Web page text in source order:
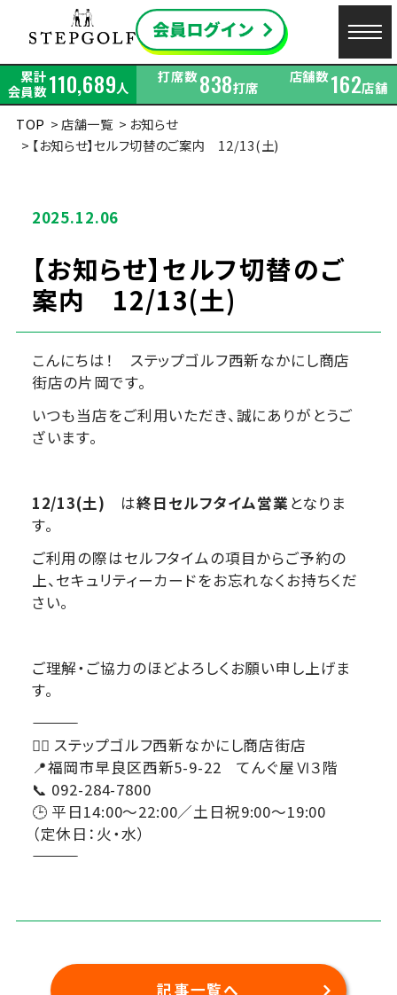
累計
会員数110,689人
打席数838打席
店舗数162店舗
TOP
店舗一覧
お知らせ
【お知らせ】セルフ切替のご案内 12/13(土)
2025.12.06
【お知らせ】セルフ切替のご
案内 12/13(土)
こんにちは！ ステップゴルフ西新なかにし商店
街店の片岡です。
いつも当店をご利用いただき、誠にありがとうご
ざいます。
12/13(土) は終日セルフタイム営業 となりま
す。
ご利用の際はセルフタイムの項目からご予約の
上、セキュリティーカードをお忘れなくお持ちくだ
さい。
ご理解・ご協力のほどよろしくお願い申し上げま
す。
―――――――――――――――
🏌️‍♀️ ステップゴルフ西新なかにし商店街店
📍福岡市早良区西新5-9-22 てんぐ屋Ⅵ３階
📞 092-284-7800
🕒 平日14:00～22:00／土日祝9:00～19:00
（定休日：火・水）
―――――――――――――――
記事一覧へ